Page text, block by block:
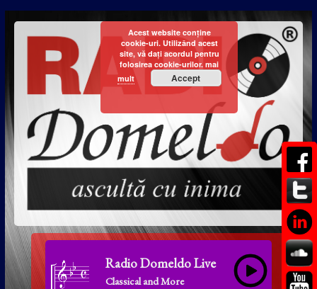
Radio Domeldo Live
Classical and More
Acest website conține
cookie-uri. Utilizând acest
site, vă dați acordul pentru
folosirea cookie-urilor. mai
mult
Accept